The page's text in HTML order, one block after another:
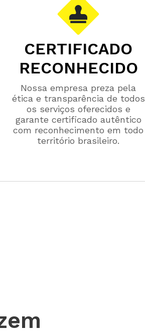
CERTIFICADO
RECONHECIDO
Nossa empresa preza pela
ética e transparência de todos
os serviços oferecidos e
garante certificado autêntico
com reconhecimento em todo
território brasileiro.